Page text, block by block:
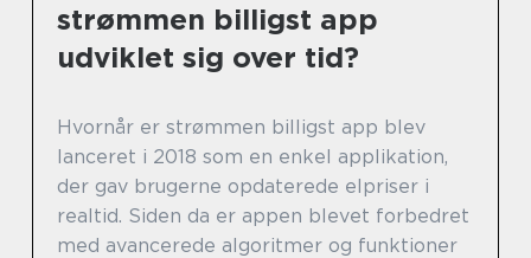
strømmen billigst app
udviklet sig over tid?
Hvornår er strømmen billigst app blev
lanceret i 2018 som en enkel applikation,
der gav brugerne opdaterede elpriser i
realtid. Siden da er appen blevet forbedret
med avancerede algoritmer og funktioner